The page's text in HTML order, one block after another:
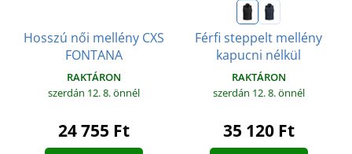
Hosszú női mellény CXS
FONTANA
RAKTÁRON
szerdán 12. 8.önnél
24 755 Ft
Férfi steppelt mellény
kapucni nélkül
RAKTÁRON
szerdán 12. 8.önnél
35 120 Ft